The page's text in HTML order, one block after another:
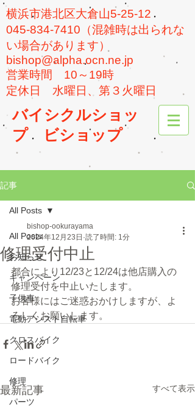
横浜市港北区大倉山5-25-12
045-834-7410（混雑時は出られな
い場合があります）
bishop@alpha.ocn.ne.jp
​営業時間 10～19時
​定休日 水曜日、第３火曜日
バイシクルショッ
プ
ビショップ
記事
All Posts
お知らせ
キャンペーン
子供車
電動アシスト自転車
クロスバイク
ロードバイク
修理
パーツ
All Posts
修理受付中止
bishop-ookurayama
2024年12月23日 読了時間: 1分
都合により12/23と12/24は他店購入の
修理受付を中止いたします。
お客様にはご迷惑おかけしますが、よ
ろしくお願いします。
最新記事 すべて表示